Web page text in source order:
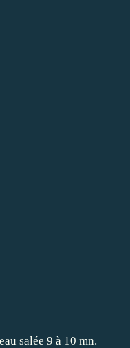
salée 9 à 10 mn.